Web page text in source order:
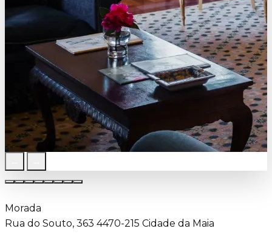
Morada
Rua do Souto, 363 4470-215 Cidade da Maia